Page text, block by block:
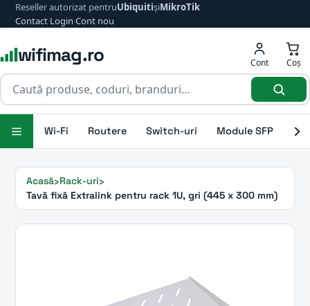
Reseller autorizat pentruUbiquitișiMikroTik
Contact·Login·Cont nou
wifimag.ro Cont Coș
Wi-Fi Routere Switch-uri Module SFP
Acasă Rack-uri
Tavă fixă Extralink pentru rack 1U, gri (445 x 300 mm)